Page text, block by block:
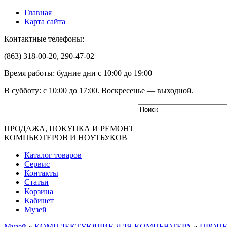
Главная
Карта сайта
Контактные телефоны:
(863) 318-00-20, 290-47-02
Время работы: будние дни с 10:00 до 19:00
В субботу: с 10:00 до 17:00. Воскресенье — выходной.
ПРОДАЖА, ПОКУПКА И РЕМОНТ
КОМПЬЮТЕРОВ И НОУТБУКОВ
Каталог товаров
Сервис
Контакты
Статьи
Корзина
Кабинет
Музей